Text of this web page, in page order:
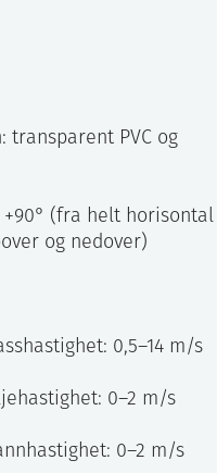
transparent PVC og
(fra helt horisontal
og nedover)
0,5–14 m/s
0–2 m/s
0–2 m/s